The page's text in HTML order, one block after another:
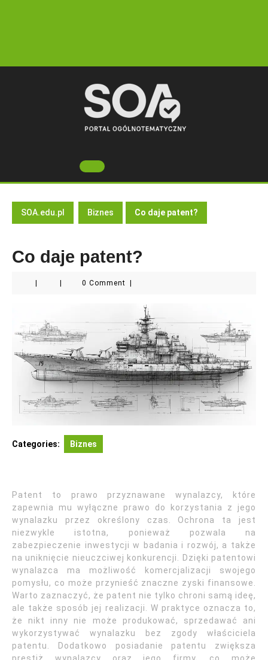
Open
Button
SOA.edu.pl Biznes Co daje patent?
Co daje patent?
0 Comment
Categories: Biznes
Patent to prawo przyznawane wynalazcy, które
zapewnia mu wyłączne prawo do korzystania z jego
wynalazku przez określony czas. Ochrona ta jest
niezwykle istotna, ponieważ pozwala na
zabezpieczenie inwestycji w badania i rozwój, a także
na uniknięcie nieuczciwej konkurencji. Dzięki patentowi
wynalazca ma możliwość komercjalizacji swojego
pomysłu, co może przynieść znaczne zyski finansowe.
Warto zaznaczyć, że patent nie tylko chroni samą ideę,
ale także sposób jej realizacji. W praktyce oznacza to,
że nikt inny nie może produkować, sprzedawać ani
wykorzystywać wynalazku bez zgody właściciela
patentu. Dodatkowo posiadanie patentu zwiększa